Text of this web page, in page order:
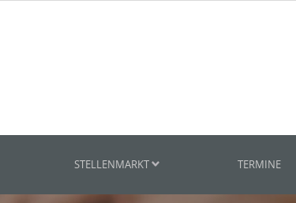
STELLENMARKT TERMINE